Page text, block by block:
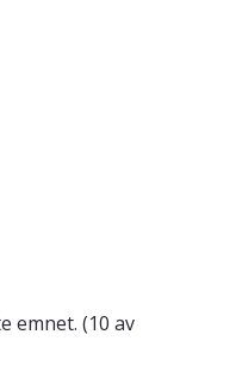
emnet. (10 av